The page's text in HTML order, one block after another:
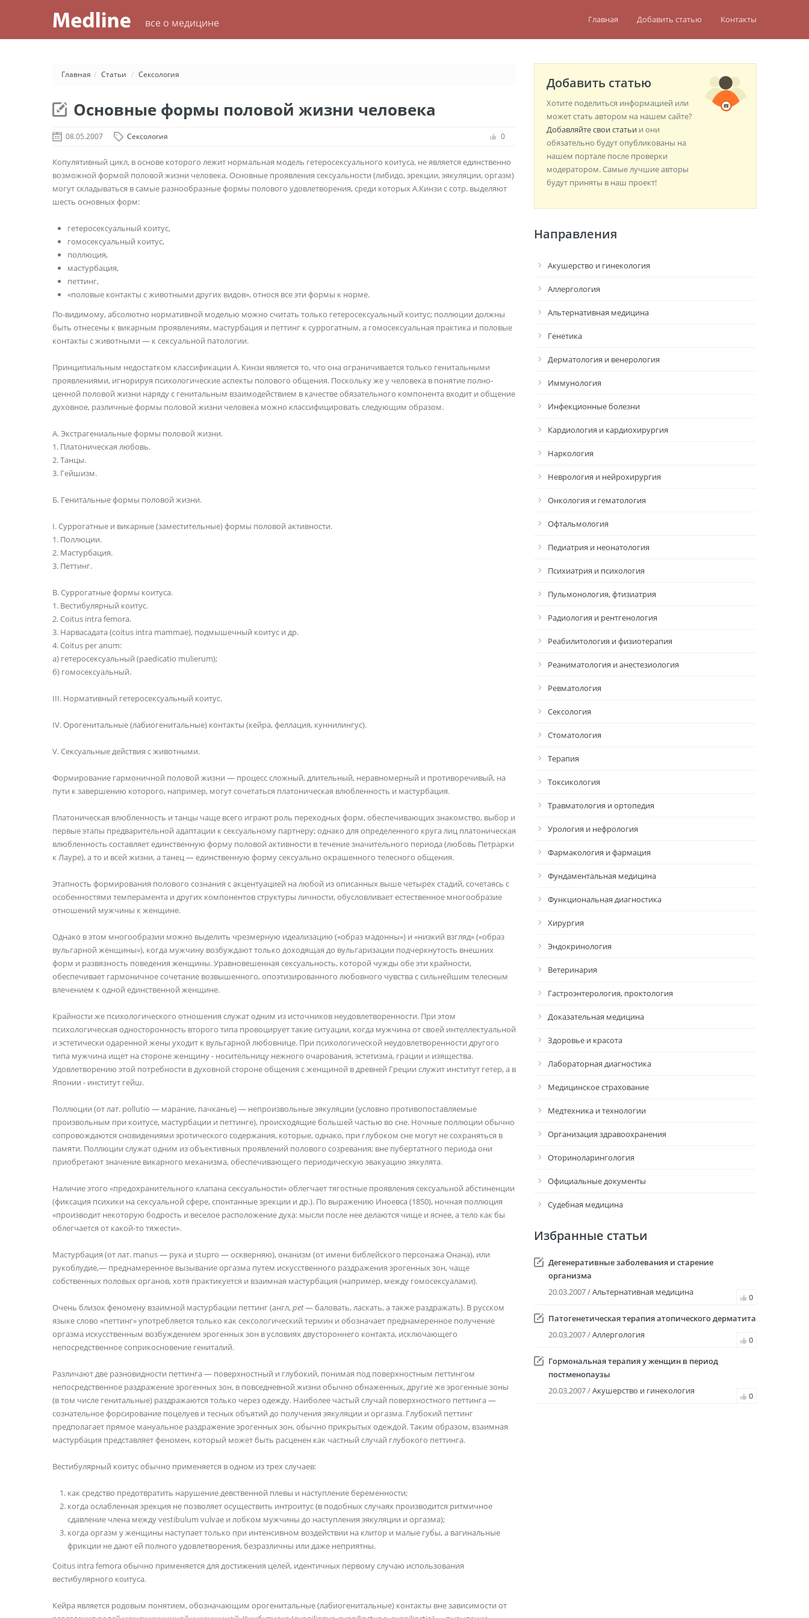
все о медицине Главная Добавить статью Контакты
Главная / Статьи / Сексология
Основные формы половой жизни человека
08.05.2007 Сексология 0
Копулятивный цикл, в основе которого лежит нормаль­ная модель гетеросексуального коитуса, не является единственно
возможной формой половой жизни человека. Основные проявления сексуальности (либидо, эрекции, эякуляции, оргазм)
могут складываться в самые разнообразные формы полового удовлетворения, среди которых А.Кинзи с сотр. выделяют
шесть основных форм:
гетеросексуальный коитус,
гомосексуальный коитус,
поллюция,
мастурбация,
петтинг,
«половые контакты с жи­вотными других видов», относя все эти формы к норме.
По-ви­димому, абсолютно нормативной моделью можно считать только гетеросексуальный коитус; поллюции должны
быть отнесены к ви­карным проявлениям, мастурбация и петтинг к суррогатным, а гомосексуальная практика и половые
контакты с животными — к сексуальной патологии.
Принципиальным недостатком классифи­кации А. Кинзи является то, что она ограничивается только генитальными
проявлениями, игнорируя психологические аспекты полового общения. Поскольку же у человека в понятие полно­
ценной половой жизни наряду с генитальным взаимодействием в качестве обязательного компонента входит и общение
духовное, различные формы половой жизни человека можно классифициро­вать следующим образом.
А. Экстрагениальные формы половой жизни.
1. Платоническая любовь.
2. Танцы.
3. Гейшизм.
Б. Генитальные формы половой жизни.
I. Суррогатные и викарные (заместительные) формы половой активности.
1. Поллюции.
2. Мастурбация.
3. Петтинг.
В. Суррогатные формы коитуса.
1. Вестибулярный коитус.
2. Coitus intra femora.
3. Нарвасадата (coitus intra mammae), подмышечный коитус и др.
4. Coitus per anum:
а) гетеросексуальный (paedicatio mulierum);
б) гомосексуальный.
III. Нормативный гетеросексуальный коитус.
IV. Орогенитальные (лабиогенитальные) контакты (кейра, феллация, куннилингус).
V. Сексуальные действия с животными.
Формирование гармоничной половой жизни — процесс сложный, длительный, неравномерный и противоречивый, на
пути к завер­шению которого, например, могут сочетаться платоническая влюб­ленность и мастурбация.
Платоническая влюбленность и танцы чаще всего играют роль переходных форм, обеспечивающих знакомство, выбор и
первые эта­пы предварительной адаптации к сексуальному партнеру; однако для определенного круга лиц платоническая
влюбленность состав­ляет единственную форму половой активности в течение значитель­ного периода (любовь Петрарки
к Лауре), а то и всей жизни, а танец — единственную форму сексуально окрашенного телесного общения.
Этапность формирования полового сознания с акцентуацией на любой из описанных выше четырех стадий, сочетаясь с
особенно­стями темперамента и других компонентов структуры личности, обусловливает естественное многообразие
отношений мужчины к женщине.
Однако в этом многообразии можно выделить чрезмерную идеализацию («образ мадонны») и «низкий взгляд» («образ
вуль­гарной женщины»), когда мужчину возбуждают только доходящая до вульгаризации подчеркнутость внешних
форм и развязность по­ведения женщины. Уравновешенная сексуальность, которой чужды обе эти крайности,
обеспечивает гармоничное сочетание возвышен­ного, опоэтизированного любовного чувства с сильнейшим телесным
влечением к одной единственной женщине.
Крайности же психологи­ческого отношения служат одним из источников неудовлетворенно­сти. При этом
психологическая односторонность второго типа про­воцирует такие ситуации, когда мужчина от своей интеллекту­альной
и эстетически одаренной жены уходит к вульгарной любовнице. При психологической неудовлетворенности другого
типа мужчина ищет на стороне женщину - носительницу нежного очаро­вания, эстетизма, грации и изящества.
Удовлетворению этой по­требности в духовной стороне общения с женщиной в древней Греции служит институт гетер, а в
Японии - институт гейш.
Поллюции (от лат. pollutio — марание, пачканье) — непро­извольные эякуляции (условно противопоставляемые
произвольным при коитусе, мастурбации и петтинге), происходящие большей частью во сне. Ночные поллюции обычно
сопровождаются сновидениями эротического содержания, которые, однако, при глубоком сне могут не сохраняться в
памяти. Поллюции служат од­ним из объективных проявлений полового созревания; вне пубертатного периода они
приобретают значение викарного механизма, обеспечивающего периодическую эвакуацию эякулята.
Наличие это­го «предохранительного клапана сексуальности» облегчает тягост­ные проявления сексуальной абстиненции
(фиксация психики на сексуальной сфере, спонтанные эрекции и др.). По выражению Иноевса (1850), ночная поллюция
«производит некоторую бодрость и веселое расположение духа: мысли после нее делаются чище и яснее, а тело как бы
облегчается от какой-то тяжести».
Мастурбация (от лат. manus — рука и stupro — оскверняю), онанизм (от имени библейского персонажа Онана), или
рукоблу­дие,— преднамеренное вызывание оргазма путем искусственного раздражения эрогенных зон, чаще
собственных половых органов, хотя практикуется и взаимная мастурбация (например, между гомосексуалами).
Очень близок феномену взаимной мастурбации петтинг (англ,pet— баловать, ласкать, а также раздражать). В русском
языке слово «петтинг» употребляется только как сексологический термин и обозначает преднамеренное получение
оргазма искусственным возбуждением эрогенных зон в ус­ловиях двустороннего контакта, исключающего
непосредственное соприкосновение гениталий.
Различают две разновидности петтинга — поверхностный и глубокий, понимая под поверхностным петтингом
непосредствен­ное раздражение эрогенных зон, в повседневной жизни обычно обнаженных, другие же эрогенные зоны
(в том числе генитальные) раздражаются только через одежду. Наиболее частый случай по­верхностного петтинга —
сознательное форсирование поцелуев и тесных объятий до получения эякуляции и оргазма. Глубокий пет­тинг
предполагает прямое мануальное раздражение эрогенных зон, обычно прикрытых одеждой. Таким образом, взаимная
мастурбация представляет феномен, который может быть расценен как частный случай глубокого петтинга.
Вестибулярный коитус обычно применяется в одном из трех случаев:
как средство предотвратить нарушение девственной плевы и наступление беременности;
когда ослабленная эрекция не позволяет осуществить интроитус (в подобных случаях про­изводится ритмичное
сдавление члена между vestibulum vulvae и лобком мужчины до наступления эякуляции и оргазма);
когда оргазм у женщины наступает только при интенсивном воздействии на клитор и малые губы, а вагинальные
фрикции не дают ей пол­ного удовлетворения, безразличны или даже неприятны.
Coitus intra femora обычно применяется для достижения целей, идентичных первому случаю использования
вестибулярного коитуса.
Кейра является родовым понятием, обозначающим орогенитальные (лабиогенитальные) контакты вне зависимости от
Добавить статью
Хотите поделиться информацией или
может стать автором на нашем сайте?
Добавляйте свои статьи и они
обязательно будут опубликованы на
нашем портале после проверки
модератором. Самые лучшие авторы
будут приняты в наш проект!
Направления
Акушерство и гинекология
Аллергология
Альтернативная медицина
Генетика
Дерматология и венерология
Иммунология
Инфекционные болезни
Кардиология и кардиохирургия
Наркология
Неврология и нейрохирургия
Онкология и гематология
Офтальмология
Педиатрия и неонатология
Психиатрия и психология
Пульмонология, фтизиатрия
Радиология и рентгенология
Реабилитология и физиотерапия
Реаниматология и анестезиология
Ревматология
Сексология
Стоматология
Терапия
Токсикология
Травматология и ортопедия
Урология и нефрология
Фармакология и фармация
Фундаментальная медицина
Функциональная диагностика
Хирургия
Эндокринология
Ветеринария
Гастроэнтерология, проктология
Доказательная медицина
Здоровье и красота
Лабораторная диагностика
Медицинское страхование
Медтехника и технологии
Организация здравоохранения
Оториноларингология
Официальные документы
Судебная медицина
Избранные статьи
Дегенеративные заболевания и старение
организма
20.03.2007 /Альтернативная медицина
0
Патогенетическая терапия атопического дерматита
20.03.2007 /Аллергология
0
Гормональная терапия у женщин в период
постменопаузы
20.03.2007 /Акушерство и гинекология 0